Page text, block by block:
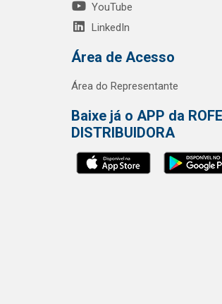
YouTube
LinkedIn
Área de Acesso
Área do Representante
Baixe já o APP da ROFE
DISTRIBUIDORA